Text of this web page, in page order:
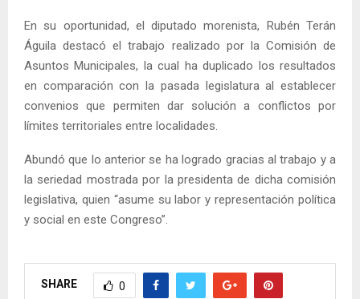
En su oportunidad, el diputado morenista, Rubén Terán
Águila destacó el trabajo realizado por la Comisión de
Asuntos Municipales, la cual ha duplicado los resultados
en comparación con la pasada legislatura al establecer
convenios que permiten dar solución a conflictos por
límites territoriales entre localidades.
Abundó que lo anterior se ha logrado gracias al trabajo y a
la seriedad mostrada por la presidenta de dicha comisión
legislativa, quien “asume su labor y representación política
y social en este Congreso”.
SHARE 0